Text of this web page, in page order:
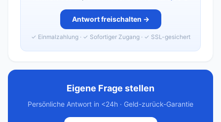
Antwort freischalten →
✓ Einmalzahlung · ✓ Sofortiger Zugang · ✓ SSL-gesichert
Eigene Frage stellen
Persönliche Antwort in <24h · Geld-zurück-Garantie